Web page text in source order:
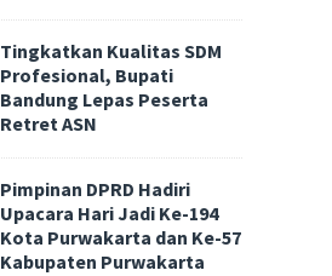
Tingkatkan Kualitas SDM
Profesional, Bupati
Bandung Lepas Peserta
Retret ASN
Pimpinan DPRD Hadiri
Upacara Hari Jadi Ke-194
Kota Purwakarta dan Ke-57
Kabupaten Purwakarta